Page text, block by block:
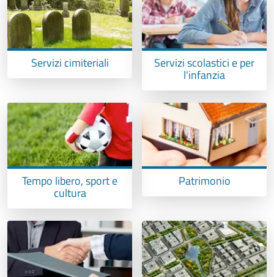
Servizi cimiteriali Servizi scolastici e per
l'infanzia
Tempo libero, sport e
cultura
Patrimonio